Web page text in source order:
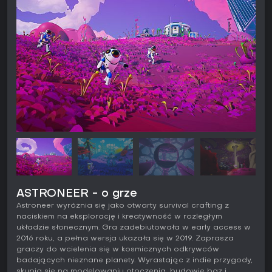
ASTRONEER - o grze
Astroneer wyróżnia się jako otwarty survival crafting z
naciskiem na eksplorację i kreatywność w rozległym
układzie słonecznym. Gra zadebiutowała w early access w
2016 roku, a pełna wersja ukazała się w 2019. Zaprasza
graczy do wcielenia się w kosmicznych odkrywców
badających nieznane planety. Wyrastając z indie przygody,